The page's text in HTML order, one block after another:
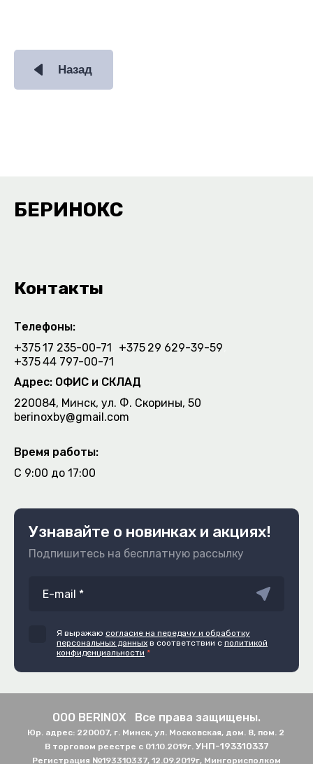
Назад
БЕРИНОКС
Контакты
Телефоны:
+37517 235-00-71 +375 29 629-39-59
+37544 797-00-71
Адрес: ОФИС и СКЛАД
220084, Минск, ул. Ф. Скорины, 50
berinoxby@gmail.com
Время работы:
C 9:00 до 17:00
Узнавайте о новинках и акциях!
Подпишитесь на бесплатную рассылку
Я выражаю согласие на передачу и обработку
персональных данных в соответствии с политикой
конфиденциальности *
ООО BERINOX Все права защищены.
Юр. адрес: 220007, г. Минск, ул. Московская, дом. 8, пом. 2
В торговом реестре с 01.10.2019г. УНП-193310337
Регистрация №193310337, 12.09.2019г, Мингорисполком